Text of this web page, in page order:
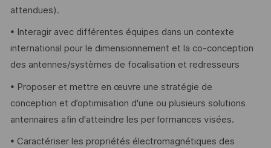
attendues).
• Interagir avec différentes équipes dans un contexte
international pour le dimensionnement et la co-conception
des antennes/systèmes de focalisation et redresseurs
• Proposer et mettre en œuvre une stratégie de
conception et d’optimisation d'une ou plusieurs solutions
antennaires afin d'atteindre les performances visées.
• Caractériser les propriétés électromagnétiques des